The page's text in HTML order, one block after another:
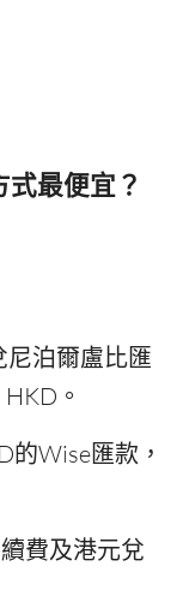
最便宜？
泊爾盧比匯
。
Wise匯款，
費及港元兌